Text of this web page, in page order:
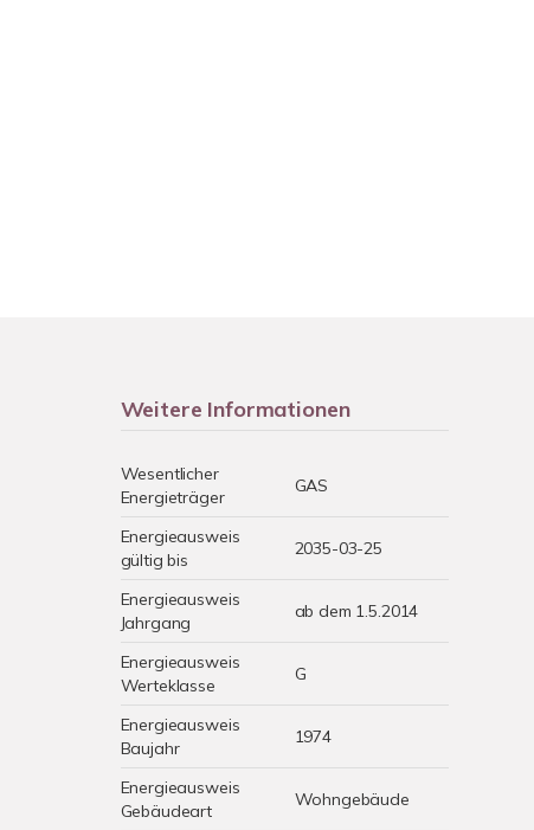
Weitere Informationen
Wesentlicher
Energieträger
GAS
Energieausweis
gültig bis
2035-03-25
Energieausweis
Jahrgang
ab dem 1.5.2014
Energieausweis
Werteklasse
G
Energieausweis
Baujahr
1974
Energieausweis
Gebäudeart
Wohngebäude